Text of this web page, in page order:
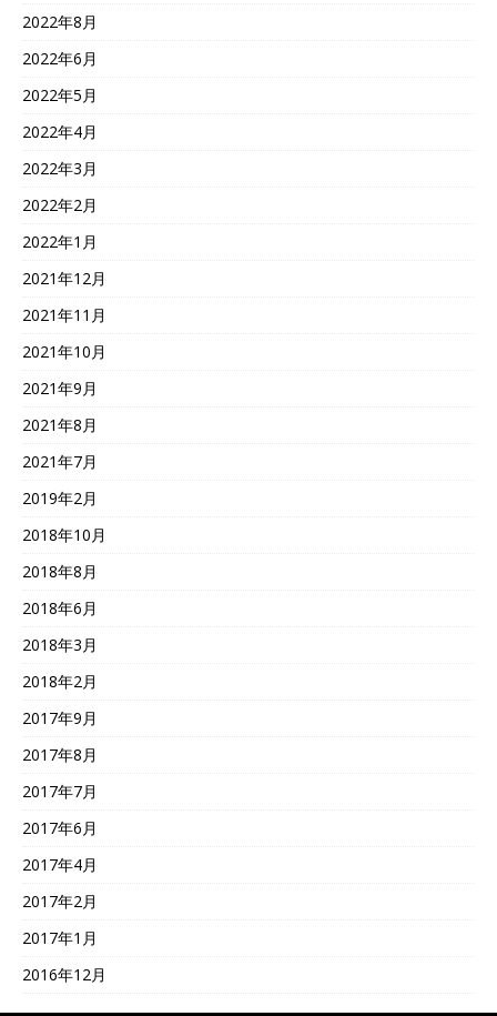
2022年8月
2022年6月
2022年5月
2022年4月
2022年3月
2022年2月
2022年1月
2021年12月
2021年11月
2021年10月
2021年9月
2021年8月
2021年7月
2019年2月
2018年10月
2018年8月
2018年6月
2018年3月
2018年2月
2017年9月
2017年8月
2017年7月
2017年6月
2017年4月
2017年2月
2017年1月
2016年12月